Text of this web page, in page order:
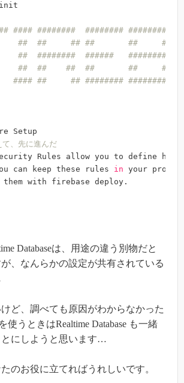
init
#### ########  ########
##  ##     ## ##       ##     ##
##  ########  ######   ########
##  ##    ##  ##       ##     ##
#### ##     ## ######## ########
、先に進んだ
Rules allow you to define how
can keep these rules in your
them with firebase deploy.
Databaseは、用途の違う別物だと
、なんらかの設定が共有されている
ど、調べても原因がわからなかった
使うときはRealtime Database も一緒
にしようと思います…
のお役に立てればうれしいです。